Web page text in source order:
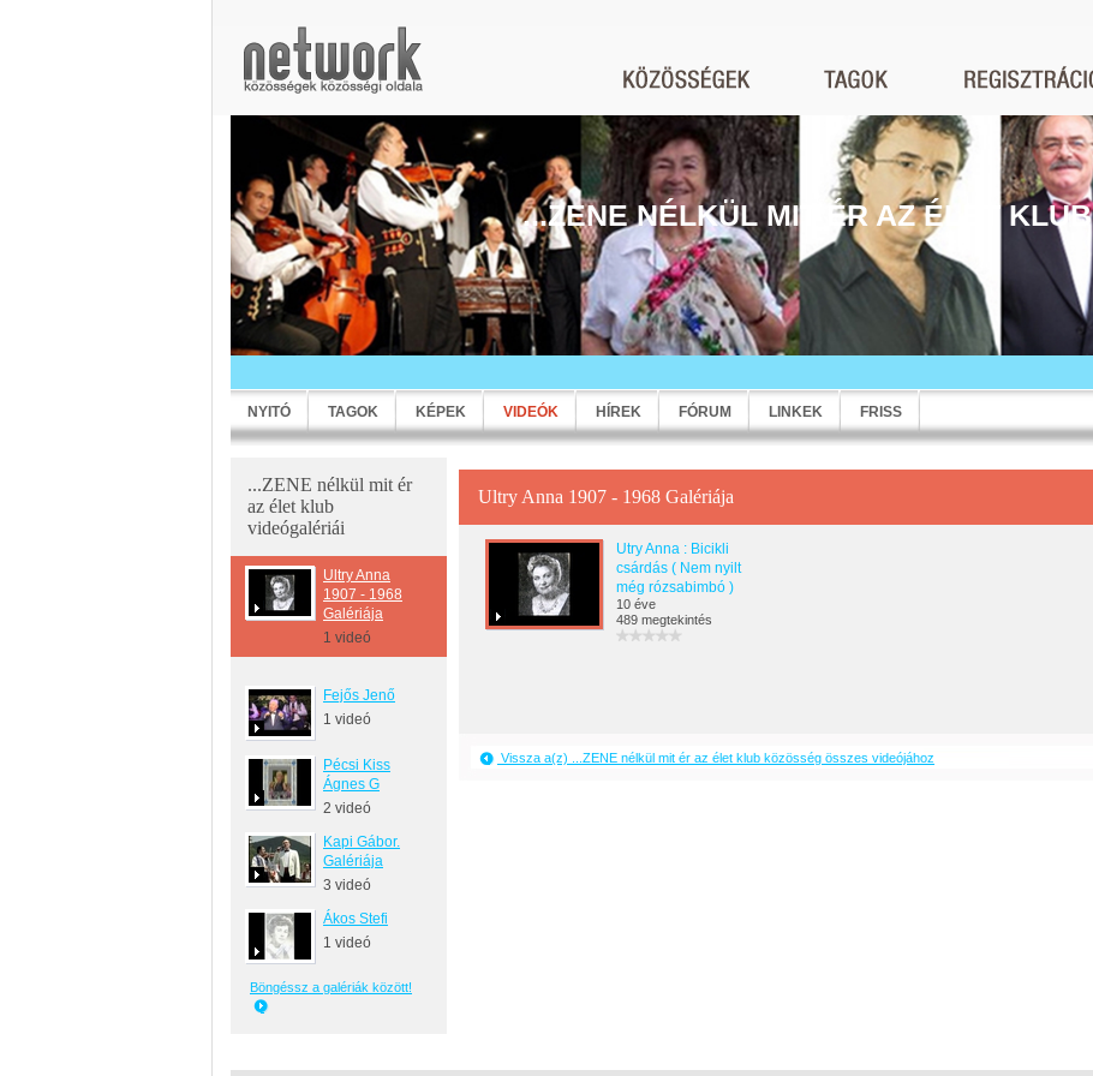
...ZENE NÉLKÜL MIT ÉR AZ ÉLET KLUB
NYITÓ TAGOK KÉPEK VIDEÓK HÍREK FÓRUM LINKEK FRISS
...ZENE nélkül mit ér
az élet klub
videógalériái
Ultry Anna
1907 - 1968
Galériája
1 videó
Fejős Jenő
1 videó
Pécsi Kiss
Ágnes G
2 videó
Kapi Gábor.
Galériája
3 videó
Ákos Stefi
1 videó
Böngéssz a galériák között!
Ultry Anna 1907 - 1968 Galériája
Utry Anna : Bicikli
csárdás ( Nem nyilt
még rózsabimbó )
10 éve
489 megtekintés
Vissza a(z) ...ZENE nélkül mit ér az élet klub közösség összes videójához